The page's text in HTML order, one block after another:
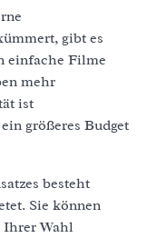
gibt es
einfache Filme
mehr
ist
größeres Budget
besteht
Sie können
Ihrer Wahl